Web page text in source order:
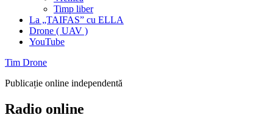
Timp liber
La „TAIFAS” cu ELLA
Drone ( UAV )
YouTube
Tim Drone
Publicație online independentă
Radio online